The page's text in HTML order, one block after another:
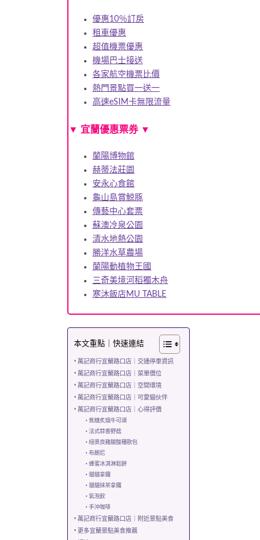
優惠10％訂房
租車優惠
超值機票優惠
機場巴士接送
各家航空機票比價
熱門景點買一送一
高速eSIM卡無限流量
▼ 宜蘭優惠票券 ▼
蘭陽博物館
赫蒂法莊園
安永心食館
龜山島賞鯨豚
傳藝中心套票
蘇澳冷泉公園
清水地熱公園
勝洋水草農場
蘭陽動植物王國
三奇美境河稻獨木舟
寒沐飯店MU TABLE
本文重點｜快速連結
萬記商行宜蘭路口店｜交通停車資訊
萬記商行宜蘭路口店｜菜單價位
萬記商行宜蘭路口店｜空間環境
萬記商行宜蘭路口店｜可愛貓伙伴
萬記商行宜蘭路口店｜心得評價
焦糖炙燒牛可頌
法式蒜香野菇
紐奧良雞腿酸種歐包
布朗尼
蜂蜜冰淇淋鬆餅
貓貓拿鐵
貓貓抹茶拿鐵
氣泡飲
手沖咖啡
萬記商行宜蘭路口店｜附近景點美食
更多宜蘭景點美食推薦